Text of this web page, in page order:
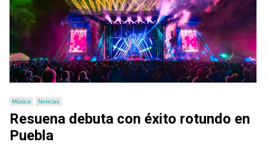
Música Noticias
Resuena debuta con éxito rotundo en
Puebla